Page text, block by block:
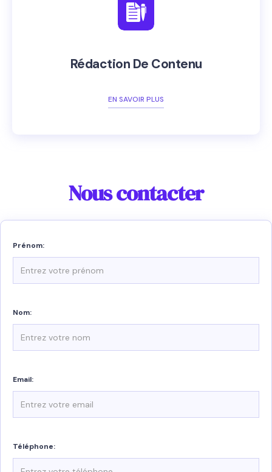
Rédaction De Contenu
EN SAVOIR PLUS
Nous contacter
Prénom:
Nom:
Email:
Téléphone: